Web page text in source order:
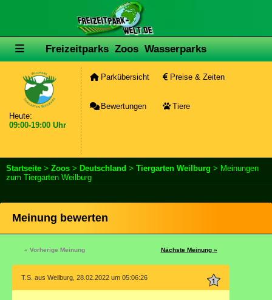
Freizeitparks Zoos Wasserparks
Heute:
09:00-19:00 Uhr
Parkübersicht Preise & Zeiten
Bewertungen Tiere
Startseite > Zoos > Deutschland > Tiergarten Weilburg > Meinungen
zum Tiergarten Weilburg
Meinung bewerten
« Vorherige Meinung Nächste Meinung »
T.S. aus Weilburg, 28.02.2022 um 05:06:26